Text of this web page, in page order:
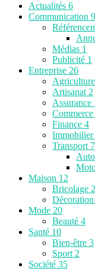
Actualités 6
Communication 9
Médias 1
Publicité 1
Entreprise 26
Agriculture
Artisanat 2
Assurance
Commerce
Finance 4
Immobilier
Transport 7
Maison 12
Bricolage 2
Décoration
Mode 20
Beauté 4
Santé 10
Bien-être 3
Sport 2
Société 35